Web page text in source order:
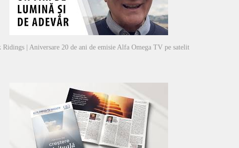
Ridings | Aniversare 20 de ani de emisie Alfa Omega TV pe satelit